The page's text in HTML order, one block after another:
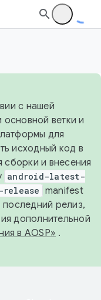
с нашей
ветки и
для
исходный код в
сборки и внесения
android-latest-
manifest
последний релиз,
дополнительной
в AOSP» .